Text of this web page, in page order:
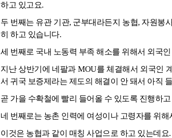
하고 있고요.
두 번째는 유관 기관, 군부대라든지 농협, 자원봉
히 하고 있습니다.
세 번째로 국내 노동력 부족 해소를 위해서 외국
지난 상반기에 네팔과 MOU를 체결해서 외국인
서 귀국 보증제라는 제도의 해결이 안 돼서 아직
곧 가을 수확철에 빨리 들어올 수 있도록 진행하
네 번째로는 농촌 인력에 여성이나 고령자를 위
이것은 농협과 같이 매칭 사업으로 하고 있는데요.